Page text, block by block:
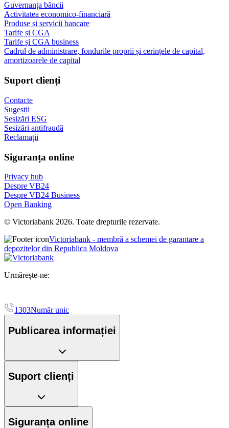
Guvernanța băncii
Activitatea economico-financiară
Produse și servicii bancare
Tarife și CGA
Tarife și CGA business
Cadrul de administrare, fondurile proprii și cerințele de capital,
amortizoarele de capital
Suport clienți
Contacte
Sugestii
Sesizări ESG
Sesizări antifraudă
Reclamații
Siguranța online
Privacy hub
Despre VB24
Despre VB24 Business
Open Banking
© Victoriabank 2026. Toate drepturile rezervate.
Victoriabank - membră a schemei de garantare a
depozitelor din Republica Moldova
Urmărește-ne:
1303Număr unic
Publicarea informației
Suport clienți
Siguranța online